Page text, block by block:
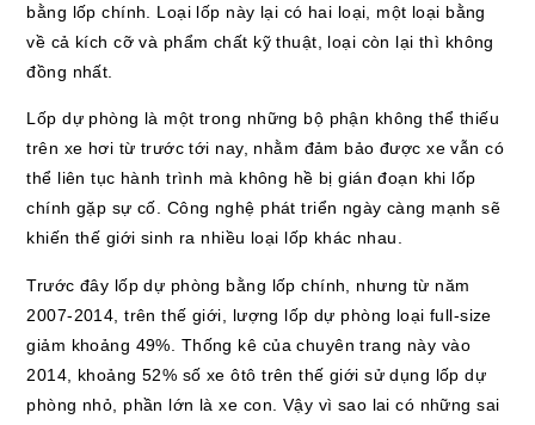
bằng lốp chính. Loại lốp này lại có hai loại, một loại bằng
về cả kích cỡ và phẩm chất kỹ thuật, loại còn lại thì không
đồng nhất.
Lốp dự phòng là một trong những bộ phận không thể thiếu
trên xe hơi từ trước tới nay, nhằm đảm bảo được xe vẫn có
thể liên tục hành trình mà không hề bị gián đoạn khi lốp
chính gặp sự cố. Công nghệ phát triển ngày càng mạnh sẽ
khiến thế giới sinh ra nhiều loại lốp khác nhau.
Trước đây lốp dự phòng bằng lốp chính, nhưng từ năm
2007-2014, trên thế giới, lượng lốp dự phòng loại full-size
giảm khoảng 49%. Thống kê của chuyên trang này vào
2014, khoảng 52% số xe ôtô trên thế giới sử dụng lốp dự
phòng nhỏ, phần lớn là xe con. Vậy vì sao lai có những sai